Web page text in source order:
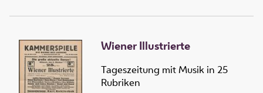
Wiener Illustrierte
Tageszeitung mit Musik in 25
Rubriken